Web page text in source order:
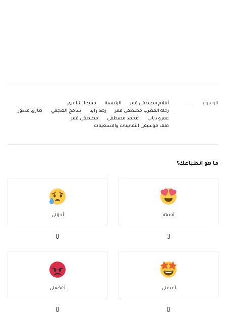
الوسوم أفلام مصطفى قمر الرئيسية
حميد الشاعري
رحلة المطرب مصطفى قمر
رضا زايد سامح العجمي
طارق مدكور
عمرو دياب
محمد مصطفى
مصطفى قمر
ملف موسيقى الثمانينات والتسعينات
ما هو انطباعك؟
أحببته
3
أحزنني
0
أعجبني
0
أغضبني
0